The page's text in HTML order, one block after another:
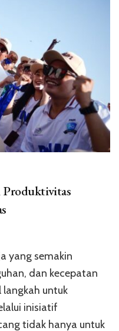
yang semakin
dan kecepatan
langkah untuk
inisiatif
tidak hanya untuk